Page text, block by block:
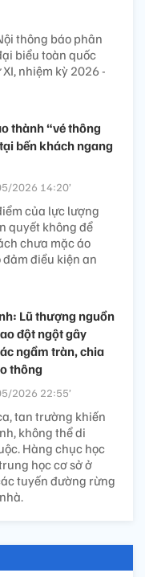
thông báo phân
biểu toàn quốc
nhiệm kỳ 2026 -
thành “vé thông
bến khách ngang
2026 14:20’
của lực lượng
quyết không để
chưa mặc áo
điều kiện an
Lũ thượng nguồn
đột ngột gây
ngầm tràn, chia
thông
2026 22:55’
tan trường khiến
không thể di
Hàng chục học
học cơ sở ở
tuyến đường rừng